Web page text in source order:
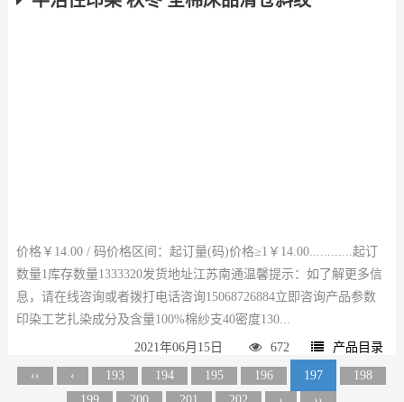
价格￥14.00 / 码价格区间：起订量(码)价格≥1￥14.00............起订
数量1库存数量1333320发货地址江苏南通温馨提示：如了解更多信
息，请在线咨询或者拨打电话咨询15068726884立即咨询产品参数
印染工艺扎染成分及含量100%棉纱支40密度130...
2021年06月15日 672 产品目录
‹‹ ‹ 193 194 195 196 197
198